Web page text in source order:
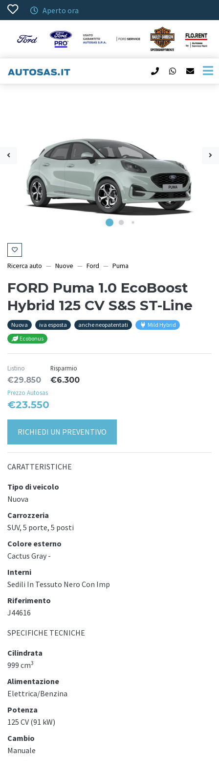
Aperto ora
Ricerca auto Nuove Ford Puma
FORD Puma 1.0 EcoBoost
Hybrid 125 CV S&S ST-Line
Nuova iva esposta anche neopatentati
Mild Hybrid
Ecobonus
Listino
€29.850
Risparmio
€6.300
Prezzo Autosas
€23.550
RICHIEDI UN PREVENTIVO
CARATTERISTICHE
Tipo di veicolo
Nuova
Carrozzeria
SUV, 5 porte, 5 posti
Colore esterno
Cactus Gray -
Interni
Sedili In Tessuto Nero Con Imp
Riferimento
J44616
SPECIFICHE TECNICHE
Cilindrata
999 cm3
Alimentazione
Elettrica/Benzina
Potenza
125 CV (91 kW)
Cambio
Manuale